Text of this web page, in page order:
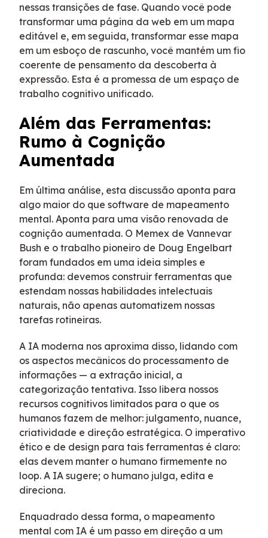
nessas transições de fase. Quando você pode
transformar uma página da web em um mapa
editável e, em seguida, transformar esse mapa
em um esboço de rascunho, você mantém um fio
coerente de pensamento da descoberta à
expressão. Esta é a promessa de um espaço de
trabalho cognitivo unificado.
Além das Ferramentas:
Rumo à Cognição
Aumentada
Em última análise, esta discussão aponta para
algo maior do que software de mapeamento
mental. Aponta para uma visão renovada de
cognição aumentada. O Memex de Vannevar
Bush e o trabalho pioneiro de Doug Engelbart
foram fundados em uma ideia simples e
profunda: devemos construir ferramentas que
estendam nossas habilidades intelectuais
naturais, não apenas automatizem nossas
tarefas rotineiras.
A IA moderna nos aproxima disso, lidando com
os aspectos mecânicos do processamento de
informações — a extração inicial, a
categorização tentativa. Isso libera nossos
recursos cognitivos limitados para o que os
humanos fazem de melhor: julgamento, nuance,
criatividade e direção estratégica. O imperativo
ético e de design para tais ferramentas é claro:
elas devem manter o humano firmemente no
loop. A IA sugere; o humano julga, edita e
direciona.
Enquadrado dessa forma, o mapeamento
mental com IA é um passo em direção a um